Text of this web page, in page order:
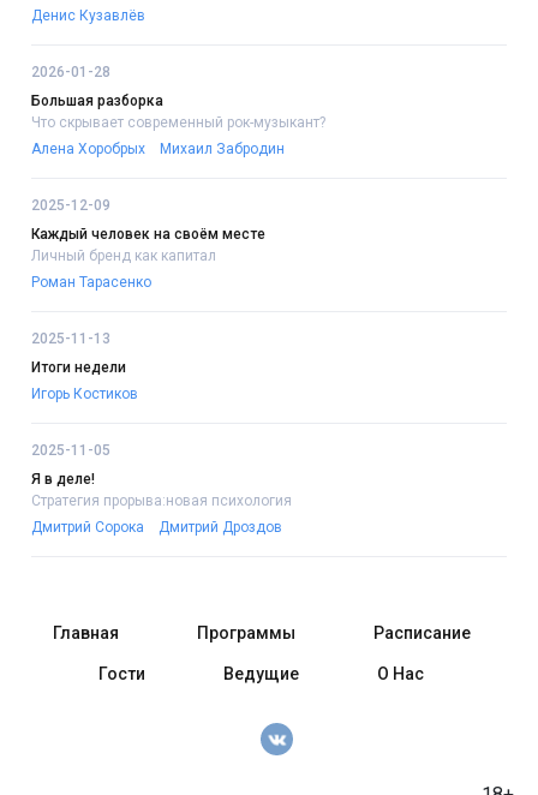
Денис Кузавлёв
2026-01-28
Большая разборка
Что скрывает современный рок-музыкант?
Алена Хоробрых
Михаил Забродин
2025-12-09
Каждый человек на своём месте
Личный бренд как капитал
Роман Тарасенко
2025-11-13
Итоги недели
Игорь Костиков
2025-11-05
Я в деле!
Стратегия прорыва:новая психология
Дмитрий Сорока
Дмитрий Дроздов
Главная Программы Расписание
Гости Ведущие О Нас